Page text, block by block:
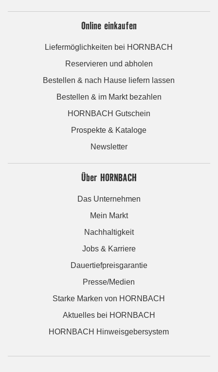
Online einkaufen
Liefermöglichkeiten bei HORNBACH
Reservieren und abholen
Bestellen & nach Hause liefern lassen
Bestellen & im Markt bezahlen
HORNBACH Gutschein
Prospekte & Kataloge
Newsletter
Über HORNBACH
Das Unternehmen
Mein Markt
Nachhaltigkeit
Jobs & Karriere
Dauertiefpreisgarantie
Presse/Medien
Starke Marken von HORNBACH
Aktuelles bei HORNBACH
HORNBACH Hinweisgebersystem